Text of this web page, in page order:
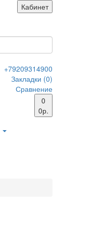
Кабинет
+79209314900
Закладки (0)
Сравнение
0
0р.